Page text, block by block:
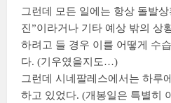
그런데 모든 일에는 항상 돌발
진”이라거나 기타 예상 밖의 상
하려고 들 경우 이를 어떻게 수
다. (기우였을지도…)
그런데 시네팔레스에서는 하루
하고 있었다. (개봉일은 특별히